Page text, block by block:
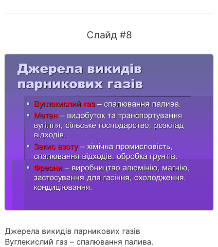
Слайд #8
Джерела викидів парникових газів
Вуглекислий газ – спалювання палива.